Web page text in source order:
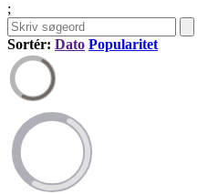
;
Sortér: Dato Popularitet